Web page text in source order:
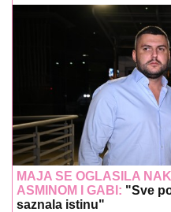
MAJA SE OGLASILA
ASMINOM I GABI: "Sve
saznala istinu"